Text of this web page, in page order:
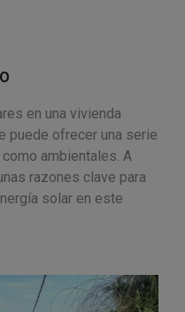
en una vivienda
puede ofrecer una serie
ambientales. A
razones clave para
solar en este